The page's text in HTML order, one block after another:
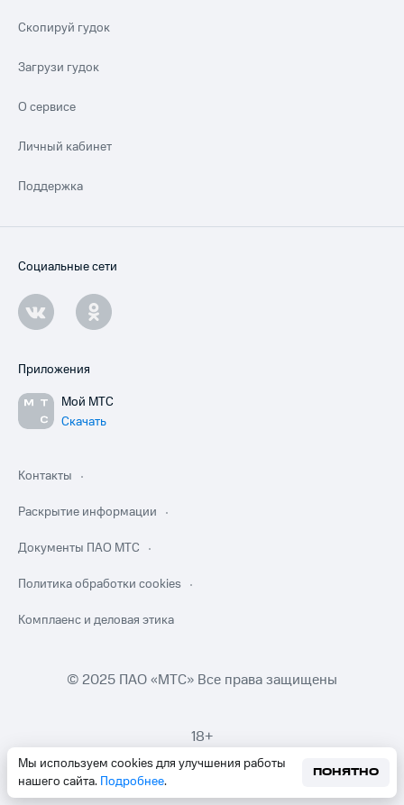
Мы используем cookies для улучшения работы
нашего сайта. Подробнее.
ПОНЯТНО
Скопируй гудок
Загрузи гудок
О сервисе
Личный кабинет
Поддержка
Социальные сети
Приложения
Мой МТС
Скачать
Контакты
Раскрытие информации
Документы ПАО МТС
Политика обработки cookies
Комплаенс и деловая этика
© 2025 ПАО «МТС» Все права защищены
18+